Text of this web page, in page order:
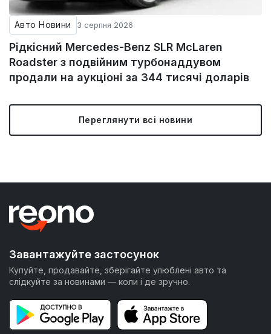
Авто Новини 3 серпня 2026
Рідкісний Mercedes-Benz SLR McLaren
Roadster з подвійним турбонаддувом
продали на аукціоні за 344 тисячі доларів
Переглянути всі новини
Завантажуйте застосунок
Купуйте, продавайте, зберігайте улюблені авто та
слідкуйте за новинами — коли і де зручно.